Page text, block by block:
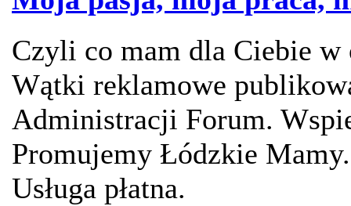
Czyli co mam dla Ciebie w
Wątki reklamowe
Administracji Forum.
Promujemy Łódzkie Mamy.
Usługa płatna.